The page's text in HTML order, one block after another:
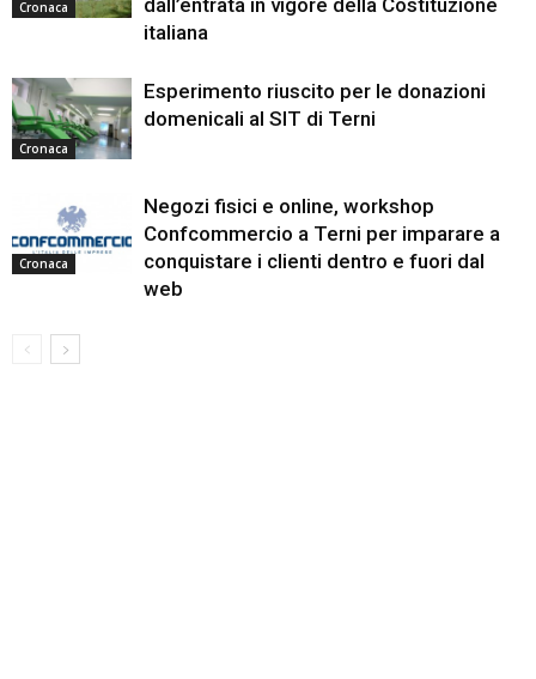
Cronaca
italiana
Cronaca
Esperimento riuscito per le donazioni
domenicali al SIT di Terni
Cronaca
Negozi fisici e online, workshop
Confcommercio a Terni per imparare a
conquistare i clienti dentro e fuori dal
web